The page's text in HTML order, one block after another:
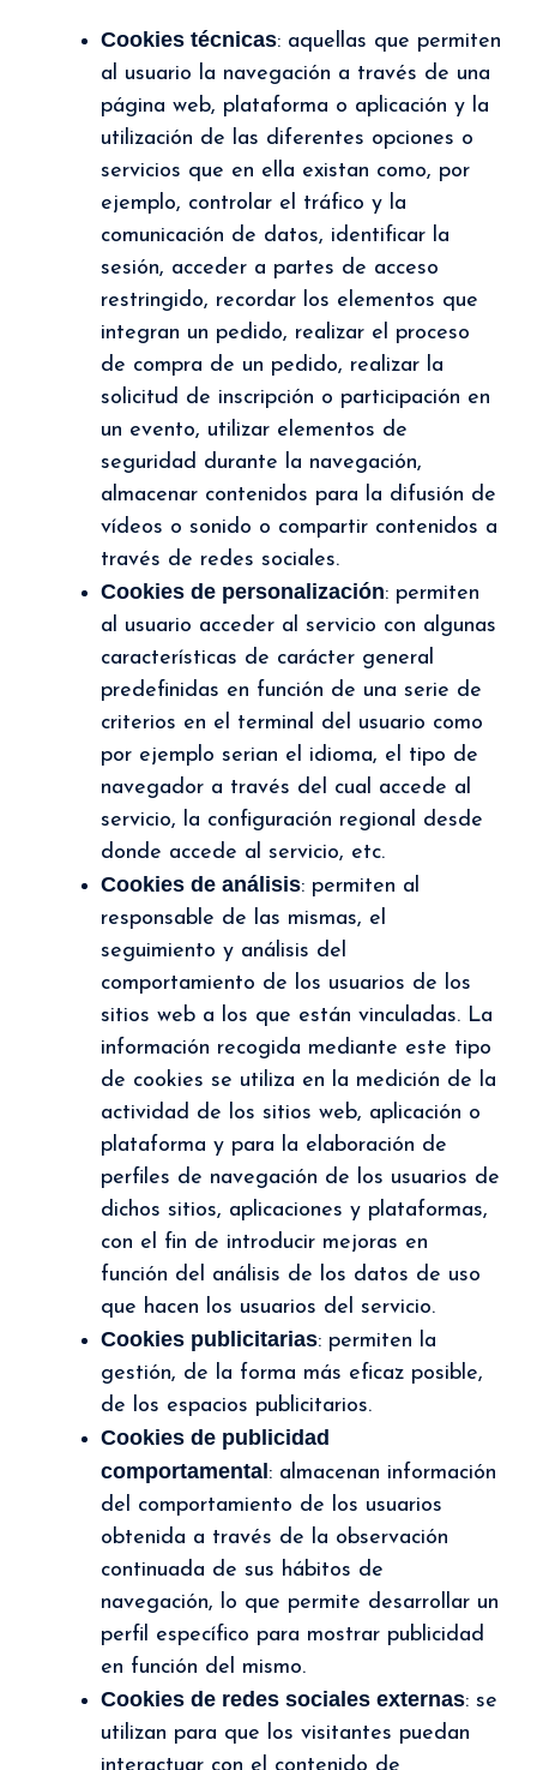
Cookies técnicas: aquellas que permiten
al usuario la navegación a través de una
página web, plataforma o aplicación y la
utilización de las diferentes opciones o
servicios que en ella existan como, por
ejemplo, controlar el tráfico y la
comunicación de datos, identificar la
sesión, acceder a partes de acceso
restringido, recordar los elementos que
integran un pedido, realizar el proceso
de compra de un pedido, realizar la
solicitud de inscripción o participación en
un evento, utilizar elementos de
seguridad durante la navegación,
almacenar contenidos para la difusión de
vídeos o sonido o compartir contenidos a
través de redes sociales.
Cookies de personalización: permiten
al usuario acceder al servicio con algunas
características de carácter general
predefinidas en función de una serie de
criterios en el terminal del usuario como
por ejemplo serian el idioma, el tipo de
navegador a través del cual accede al
servicio, la configuración regional desde
donde accede al servicio, etc.
Cookies de análisis: permiten al
responsable de las mismas, el
seguimiento y análisis del
comportamiento de los usuarios de los
sitios web a los que están vinculadas. La
información recogida mediante este tipo
de cookies se utiliza en la medición de la
actividad de los sitios web, aplicación o
plataforma y para la elaboración de
perfiles de navegación de los usuarios de
dichos sitios, aplicaciones y plataformas,
con el fin de introducir mejoras en
función del análisis de los datos de uso
que hacen los usuarios del servicio.
Cookies publicitarias: permiten la
gestión, de la forma más eficaz posible,
de los espacios publicitarios.
Cookies de publicidad
comportamental : almacenan información
del comportamiento de los usuarios
obtenida a través de la observación
continuada de sus hábitos de
navegación, lo que permite desarrollar un
perfil específico para mostrar publicidad
en función del mismo.
Cookies de redes sociales externas: se
utilizan para que los visitantes puedan